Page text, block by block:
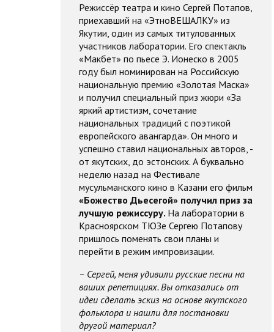
Режиссёр театра и кино Сергей Потапов,
приехавший на «ЭтноВЕШАЛКУ» из
Якутии, один из самых титулованных
участников лаборатории. Его спектакль
«Макбет» по пьесе Э. Ионеско в 2005
году был номинирован на Российскую
национальную премию «Золотая Маска»
и получил специальный приз жюри «За
яркий артистизм, сочетание
национальных традиций с поэтикой
европейского авангарда». Он много и
успешно ставил национальных авторов, -
от якутских, до эстонских. А буквально
неделю назад на Фестивале
мусульманского кино в Казани его фильм
«Божество Дьесегой» получил приз за
лучшую режиссуру. На лаборатории в
Красноярском ТЮЗе Сергею Потапову
пришлось поменять свои планы и
перейти в режим импровизации.
– Сергей, меня удивили русские песни на
ваших репетициях. Вы отказались от
идеи сделать эскиз на основе якутского
фольклора и нашли для постановки
другой материал?